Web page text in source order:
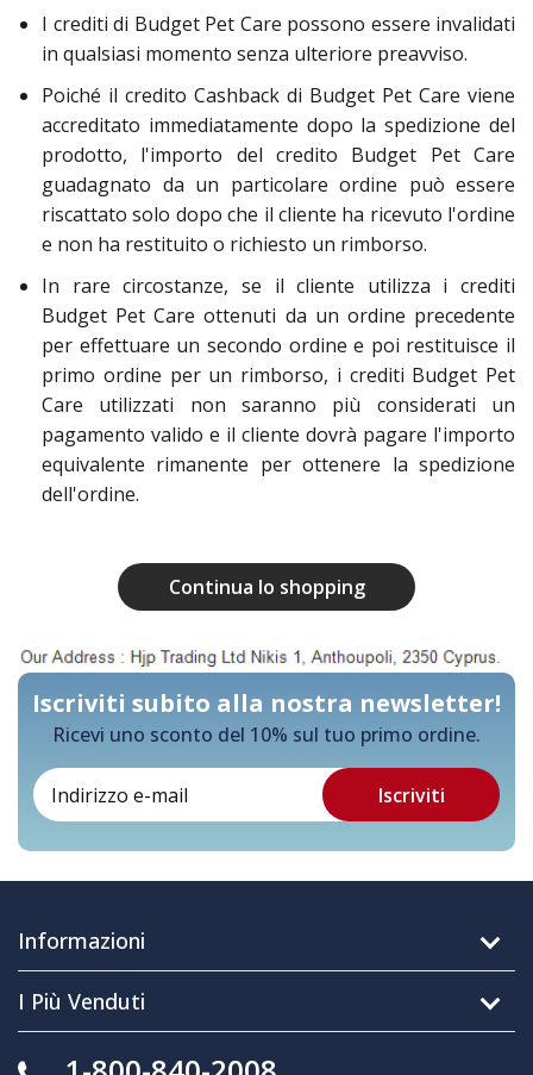
I crediti di Budget Pet Care possono essere invalidati
in qualsiasi momento senza ulteriore preavviso.
Poiché il credito Cashback di Budget Pet Care viene
accreditato immediatamente dopo la spedizione del
prodotto, l'importo del credito Budget Pet Care
guadagnato da un particolare ordine può essere
riscattato solo dopo che il cliente ha ricevuto l'ordine
e non ha restituito o richiesto un rimborso.
In rare circostanze, se il cliente utilizza i crediti
Budget Pet Care ottenuti da un ordine precedente
per effettuare un secondo ordine e poi restituisce il
primo ordine per un rimborso, i crediti Budget Pet
Care utilizzati non saranno più considerati un
pagamento valido e il cliente dovrà pagare l'importo
equivalente rimanente per ottenere la spedizione
dell'ordine.
Continua lo shopping
Iscriviti subito alla nostra newsletter!
Ricevi uno sconto del 10% sul tuo primo ordine.
Informazioni
I Più Venduti